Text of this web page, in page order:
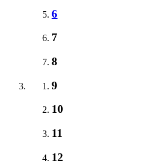
6
7
8
9
10
11
12